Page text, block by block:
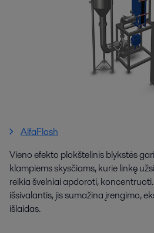
AlfaFlash
Vieno efekto plokštelinis blykstės
klampiems skysčiams, kurie linkę
reikia švelniai apdoroti,
išsivalantis, jis sumažina įrengimo,
išlaidas.